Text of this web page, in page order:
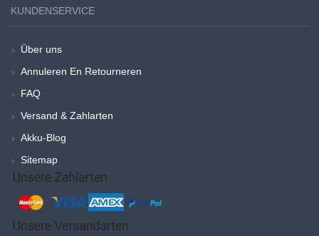
KUNDENSERVICE
Über uns
Annuleren En Retourneren
FAQ
Versand & Zahlarten
Akku-Blog
Sitemap